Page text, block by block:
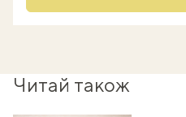
Читай також